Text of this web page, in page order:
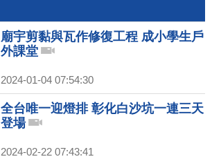
廟宇剪黏與瓦作修復工程 成小學生戶
外課堂
2024-01-04 07:54:30
全台唯一迎燈排 彰化白沙坑一連三天
登場
2024-02-22 07:43:41